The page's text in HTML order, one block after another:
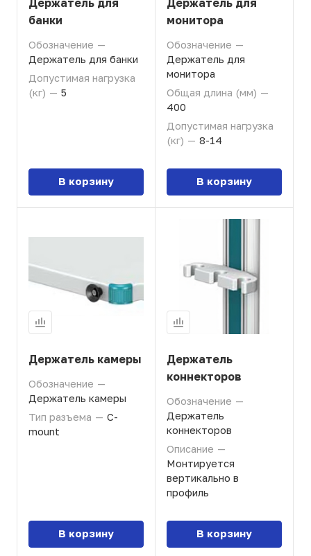
банки
Обозначение —
Держатель для банки
Допустимая нагрузка
(кг) — 5
В корзину
монитора
Обозначение —
Держатель для
монитора
Общая длина (мм) —
400
Допустимая нагрузка
(кг) — 8-14
В корзину
Держатель камеры
Обозначение —
Держатель камеры
Тип разъема — C-
mount
В корзину
Держатель
коннекторов
Обозначение —
Держатель
коннекторов
Описание —
Монтируется
вертикально в
профиль
В корзину